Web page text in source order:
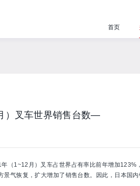
首页
）叉车世界销售台数—
（1~12月）叉车占世界占有率比前年增加
景气恢复，扩大增加了销售台数。因此，日本国